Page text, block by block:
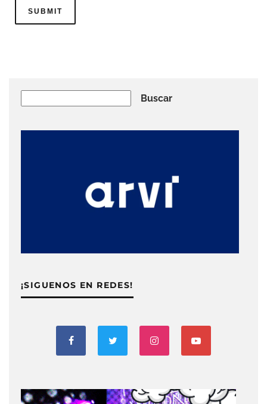
Buscar
¡SIGUENOS EN REDES!